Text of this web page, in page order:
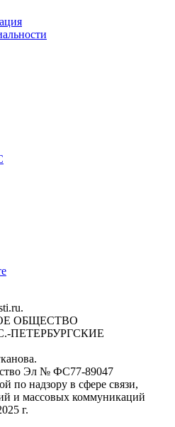
ОБЩЕСТВО
ПЕТЕРБУРГСКИЕ
Эл № ФС77-89047
по надзору в сфере связи,
и массовых коммуникаций
г.